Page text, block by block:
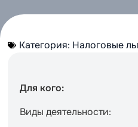
Для кого:
Виды деятельности:
Категория: Налоговые